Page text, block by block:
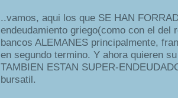
..vamos, aqui los que SE HAN
endeudamiento griego(como con el del
bancos ALEMANES principalmente,
en segundo termino. Y ahora quieren
TAMBIEN ESTAN SUPER-
bursatil.